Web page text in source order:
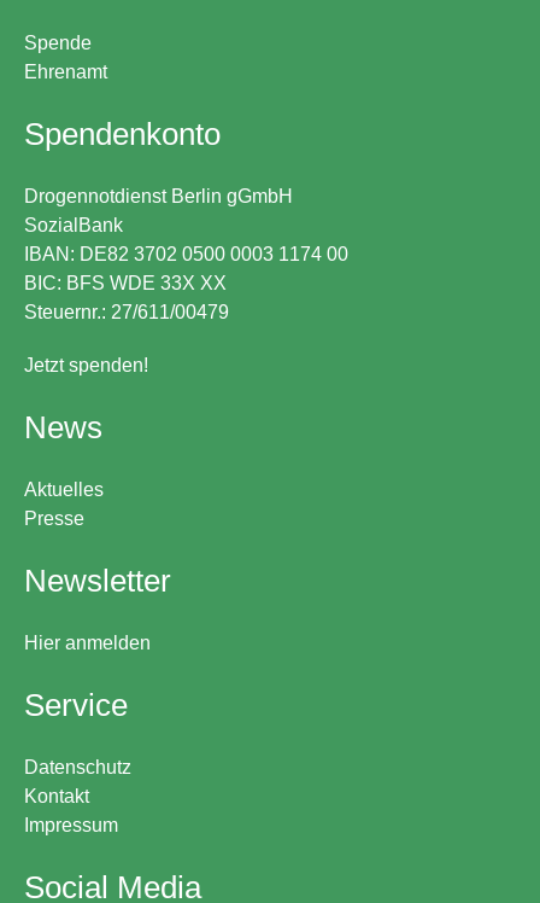
Spende
Ehrenamt
Spendenkonto
Drogennotdienst Berlin gGmbH
SozialBank
IBAN: DE82 3702 0500 0003 1174 00
BIC: BFS WDE 33X XX
Steuernr.: 27/611/00479
Jetzt spenden!
News
Aktuelles
Presse
Newsletter
Hier anmelden
Service
Datenschutz
Kontakt
Impressum
Social Media